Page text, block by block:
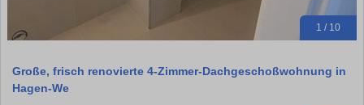
1 / 10
Große, frisch renovierte 4-Zimmer-Dachgeschoßwohnung in
Hagen-We